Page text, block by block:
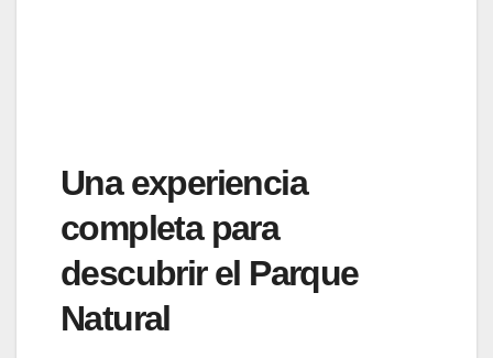
Una experiencia
completa para
descubrir el Parque
Natural